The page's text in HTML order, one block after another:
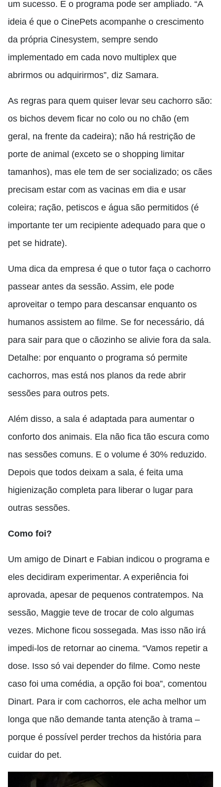
um sucesso. E o programa pode ser ampliado. “A
ideia é que o CinePets acompanhe o crescimento
da própria Cinesystem, sempre sendo
implementado em cada novo multiplex que
abrirmos ou adquirirmos”, diz Samara.
As regras para quem quiser levar seu cachorro são:
os bichos devem ficar no colo ou no chão (em
geral, na frente da cadeira); não há restrição de
porte de animal (exceto se o shopping limitar
tamanhos), mas ele tem de ser socializado; os cães
precisam estar com as vacinas em dia e usar
coleira; ração, petiscos e água são permitidos (é
importante ter um recipiente adequado para que o
pet se hidrate).
Uma dica da empresa é que o tutor faça o cachorro
passear antes da sessão. Assim, ele pode
aproveitar o tempo para descansar enquanto os
humanos assistem ao filme. Se for necessário, dá
para sair para que o cãozinho se alivie fora da sala.
Detalhe: por enquanto o programa só permite
cachorros, mas está nos planos da rede abrir
sessões para outros pets.
Além disso, a sala é adaptada para aumentar o
conforto dos animais. Ela não fica tão escura como
nas sessões comuns. E o volume é 30% reduzido.
Depois que todos deixam a sala, é feita uma
higienização completa para liberar o lugar para
outras sessões.
Como foi?
Um amigo de Dinart e Fabian indicou o programa e
eles decidiram experimentar. A experiência foi
aprovada, apesar de pequenos contratempos. Na
sessão, Maggie teve de trocar de colo algumas
vezes. Michone ficou sossegada. Mas isso não irá
impedi-los de retornar ao cinema. “Vamos repetir a
dose. Isso só vai depender do filme. Como neste
caso foi uma comédia, a opção foi boa”, comentou
Dinart. Para ir com cachorros, ele acha melhor um
longa que não demande tanta atenção à trama –
porque é possível perder trechos da história para
cuidar do pet.